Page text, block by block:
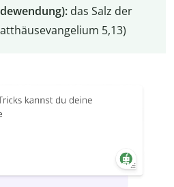
das Salz der
5,13)